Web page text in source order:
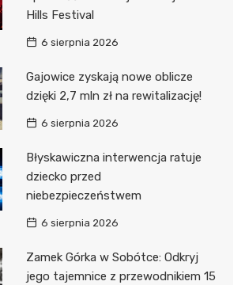
Hills Festival
6 sierpnia 2026
Gajowice zyskają nowe oblicze
dzięki 2,7 mln zł na rewitalizację!
6 sierpnia 2026
Błyskawiczna interwencja ratuje
dziecko przed
niebezpieczeństwem
6 sierpnia 2026
Zamek Górka w Sobótce: Odkryj
jego tajemnice z przewodnikiem 15